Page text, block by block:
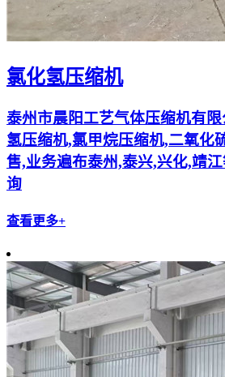
氯化氢压缩机
泰州市晨阳工艺气体压缩机有
氢压缩机,氯甲烷压缩机,二氧化
售,业务遍布泰州,泰兴,兴化,靖
询
查看更多+